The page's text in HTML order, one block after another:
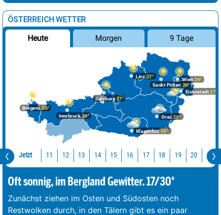
ÖSTERREICH WETTER
Heute Morgen 9 Tage
Bregenz26°
Graz26°
Innsbruck24°
Klagenfurt 24°
Linz27°
Salzburg27°
Wien 26°
Eisenstadt 27°
Sankt Pölten 26°
Jetzt 11 12 13 14 15 16 17 18 19 20 21
Oft sonnig, im Bergland Gewitter. 17/30°
Zunächst ziehen im Osten und Südosten noch
Restwolken durch, in den Tälern gibt es ein paar